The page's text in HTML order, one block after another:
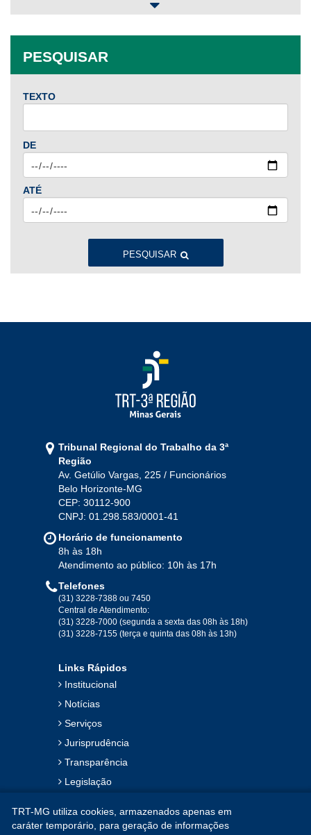
2025
Jan Fev Mar Abr Mai Jun
Jul
Ago
Set Out
2024
Jan Fev Mar Abr Mai Jun
Jul
Ago
Set Out Nov Dez
Nov Dez
Nov
2021
Ago
Set Out Nov Dez
Set
2019
Fev Mar Abr Mai Jun
Jul
Fev
Set Out
Jan Fev Mar Abr Mai Jun
PESQUISAR
TEXTO
DE
ATÉ
PESQUISAR
Tribunal Regional do Trabalho da 3ª
Região
Av. Getúlio Vargas, 225 / Funcionários
Belo Horizonte-MG
CEP: 30112-900
CNPJ: 01.298.583/0001-41
Horário de funcionamento
8h às 18h
Atendimento ao público: 10h às 17h
Telefones
(31) 3228-7388 ou 7450
Central de Atendimento:
(31) 3228-7000 (segunda a sexta das 08h às 18h)
(31) 3228-7155 (terça e quinta das 08h às 13h)
Links Rápidos
Institucional
Notícias
Serviços
Jurisprudência
Transparência
Legislação
Contato
TRT-MG utiliza cookies, armazenados apenas em
caráter temporário, para geração de informações